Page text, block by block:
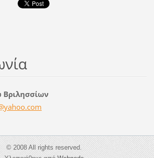
com
© 2008 All rights reserved.